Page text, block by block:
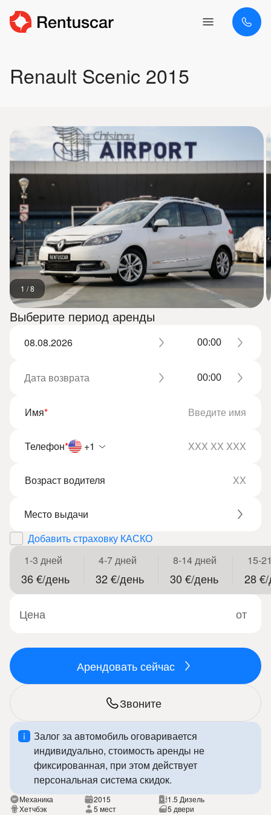
Renault Scenic 2015
Выберите период аренды
Имя*
Телефон* +1
Возраст водителя
Добавить страховку КАСКО
1-3 дней
36 €/день
4-7 дней
32 €/день
8-14 дней
30 €/день
15-
28
Цена от
Звоните
Арендовать сейчас
Залог за автомобиль оговаривается
индивидуально, стоимость аренды не
фиксированная, при этом действует
персональная система скидок.
Механика 2015
1.5 Дизель
Хетчбэк
5 мест 5 двери
1 /8